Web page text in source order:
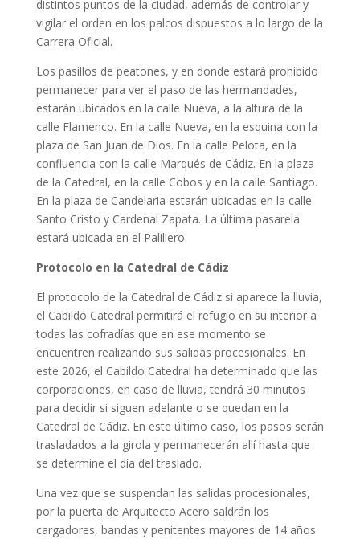
distintos puntos de la ciudad, además de controlar y
vigilar el orden en los palcos dispuestos a lo largo de la
Carrera Oficial.
Los pasillos de peatones, y en donde estará prohibido
permanecer para ver el paso de las hermandades,
estarán ubicados en la calle Nueva, a la altura de la
calle Flamenco. En la calle Nueva, en la esquina con la
plaza de San Juan de Dios. En la calle Pelota, en la
confluencia con la calle Marqués de Cádiz. En la plaza
de la Catedral, en la calle Cobos y en la calle Santiago.
En la plaza de Candelaria estarán ubicadas en la calle
Santo Cristo y Cardenal Zapata. La última pasarela
estará ubicada en el Palillero.
Protocolo en la Catedral de Cádiz
El protocolo de la Catedral de Cádiz si aparece la lluvia,
el Cabildo Catedral permitirá el refugio en su interior a
todas las cofradías que en ese momento se
encuentren realizando sus salidas procesionales. En
este 2026, el Cabildo Catedral ha determinado que las
corporaciones, en caso de lluvia, tendrá 30 minutos
para decidir si siguen adelante o se quedan en la
Catedral de Cádiz. En este último caso, los pasos serán
trasladados a la girola y permanecerán allí hasta que
se determine el día del traslado.
Una vez que se suspendan las salidas procesionales,
por la puerta de Arquitecto Acero saldrán los
cargadores, bandas y penitentes mayores de 14 años